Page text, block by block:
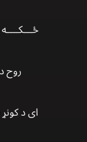
روح
ای د